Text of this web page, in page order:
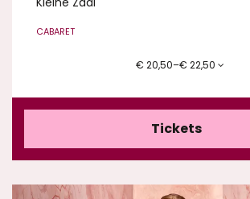
CABARET
€ 20,50–€ 22,50
Tickets